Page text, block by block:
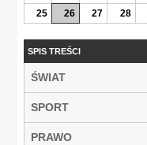
25
26 27 28
SPIS TREŚCI
ŚWIAT
SPORT
PRAWO